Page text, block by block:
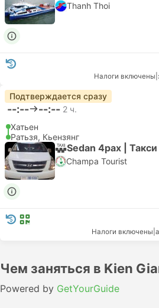
Thanh Thoi
Налоги включены
Подтверждается сразу
--:-- --:-- 2 ч.
Хатьен
Ратьзя, Кьензянг
Sedan 4pax | Такси
Champa Tourist
Налоги включены
Чем заняться в Kien
Powered by GetYourGuide